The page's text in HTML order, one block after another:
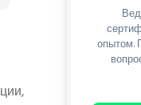
опытом.